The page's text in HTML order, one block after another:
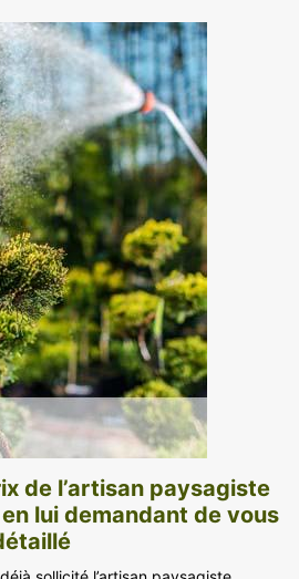
de l’artisan paysagiste
lui demandant de vous